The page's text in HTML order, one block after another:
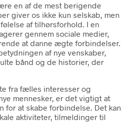
en af de mest berigende
giver os ikke kun selskab, men
af tilhørsforhold. I en
gennem sociale medier,
at danne ægte forbindelser.
af nye venskaber,
bånd og de historier, der
fra fælles interesser og
mennesker, er det vigtigt at
for at skabe forbindelse. Det kan
aktiviteter, tilmeldinger til